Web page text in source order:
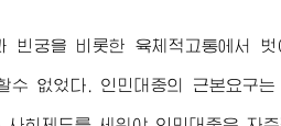
궁을 비롯한 육체적고통에서 벗
없었다. 인민대중의 근본요구